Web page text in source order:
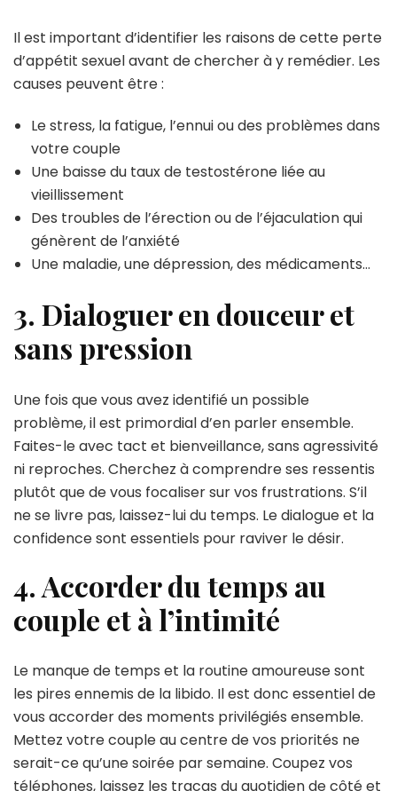
Il est important d’identifier les raisons de cette perte
d’appétit sexuel avant de chercher à y remédier. Les
causes peuvent être :
Le stress, la fatigue, l’ennui ou des problèmes dans
votre couple
Une baisse du taux de testostérone liée au
vieillissement
Des troubles de l’érection ou de l’éjaculation qui
génèrent de l’anxiété
Une maladie, une dépression, des médicaments…
3. Dialoguer en douceur et
sans pression
Une fois que vous avez identifié un possible
problème, il est primordial d’en parler ensemble.
Faites-le avec tact et bienveillance, sans agressivité
ni reproches. Cherchez à comprendre ses ressentis
plutôt que de vous focaliser sur vos frustrations. S’il
ne se livre pas, laissez-lui du temps. Le dialogue et la
confidence sont essentiels pour raviver le désir.
4. Accorder du temps au
couple et à l’intimité
Le manque de temps et la routine amoureuse sont
les pires ennemis de la libido. Il est donc essentiel de
vous accorder des moments privilégiés ensemble.
Mettez votre couple au centre de vos priorités ne
serait-ce qu’une soirée par semaine. Coupez vos
téléphones, laissez les tracas du quotidien de côté et